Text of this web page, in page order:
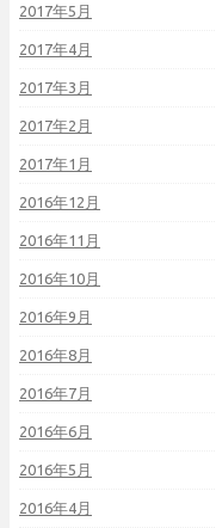
2017年5月
2017年4月
2017年3月
2017年2月
2017年1月
2016年12月
2016年11月
2016年10月
2016年9月
2016年8月
2016年7月
2016年6月
2016年5月
2016年4月